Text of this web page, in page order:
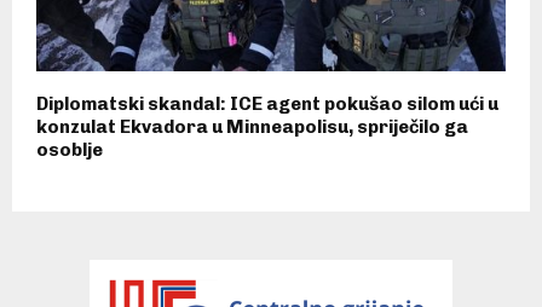
Diplomatski skandal: ICE agent pokušao silom ući u
konzulat Ekvadora u Minneapolisu, spriječilo ga
osoblje